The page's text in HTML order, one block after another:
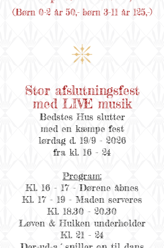
(Børn 0-2 år 50,- børn 3-11 år 125,-)
Stor afslutningsfest
med LIVE musik
Bedstes Hus slutter
med en kæmpe fest
lørdag d. 19/9 - 2026
fra kl. 16 - 24
Program:
Kl. 16 - 17 - Dørene åbnes
Kl. 17 - 19 - Maden serveres
Kl. 18.30 - 20.30
Løven & Hulken underholder
Kl. 21 - 24